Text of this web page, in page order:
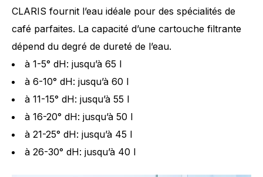
CLARIS fournit l’eau idéale pour des spécialités de
café parfaites. La capacité d’une cartouche filtrante
dépend du degré de dureté de l’eau.
à 1-5° dH: jusqu’à 65 l
à 6-10° dH: jusqu’à 60 l
à 11-15° dH: jusqu’à 55 l
à 16-20° dH: jusqu’à 50 l
à 21-25° dH: jusqu’à 45 l
à 26-30° dH: jusqu’à 40 l